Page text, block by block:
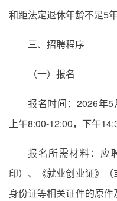
和距法定退休年龄不足5年
三、招聘程序
（一）报名
报名时间：2026年
上午8:00-12:00，下午
报名所需材料：应
印）、《就业创业证》（
身份证等相关证件的原